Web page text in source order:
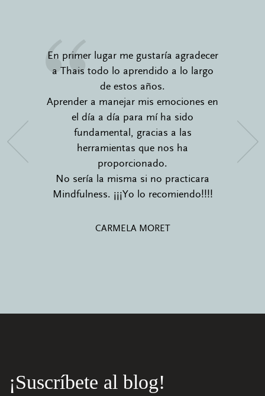
En primer lugar me gustaría agradecer
a Thais todo lo aprendido a lo largo
de estos años.
Aprender a manejar mis emociones en
el día a día para mí ha sido
fundamental, gracias a las
herramientas que nos ha
proporcionado.
No sería la misma si no practicara
Mindfulness. ¡¡¡Yo lo recomiendo!!!!
CARMELA MORET
¡Suscríbete al blog!